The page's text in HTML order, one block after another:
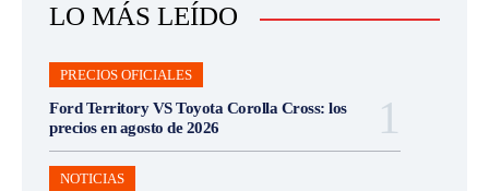
LO MÁS LEÍDO
PRECIOS OFICIALES
Ford Territory VS Toyota Corolla Cross: los
precios en agosto de 2026
NOTICIAS